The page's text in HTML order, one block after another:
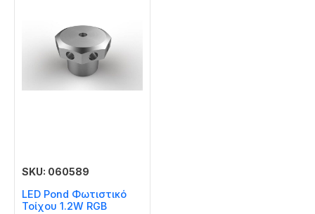
SKU: 060589
LED Pond Φωτιστικό
Τοίχου 1.2W RGB